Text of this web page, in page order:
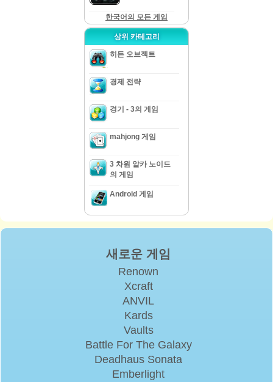
한국어의 모든 게임
상위 카테고리
히든 오브젝트
경제 전략
경기 - 3의 게임
mahjong 게임
3 차원 알카 노이드
의 게임
Android 게임
새로운 게임
Renown
Xcraft
ANVIL
Kards
Vaults
Battle For The Galaxy
Deadhaus Sonata
Emberlight